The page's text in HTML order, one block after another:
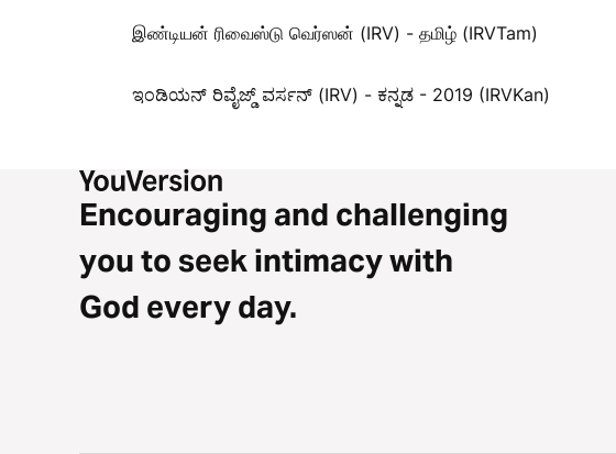
இண்டியன் ரிவைஸ்டு வெர்ஸன் (IRV) - தமிழ் (IRVTam)
ಇಂಡಿಯನ್ ರಿವೈಜ್ಡ್ ವರ್ಸನ್ (IRV) - ಕನ್ನಡ - 2019 (IRVKan)
Encouraging and challenging
you to seek intimacy with
God every day.